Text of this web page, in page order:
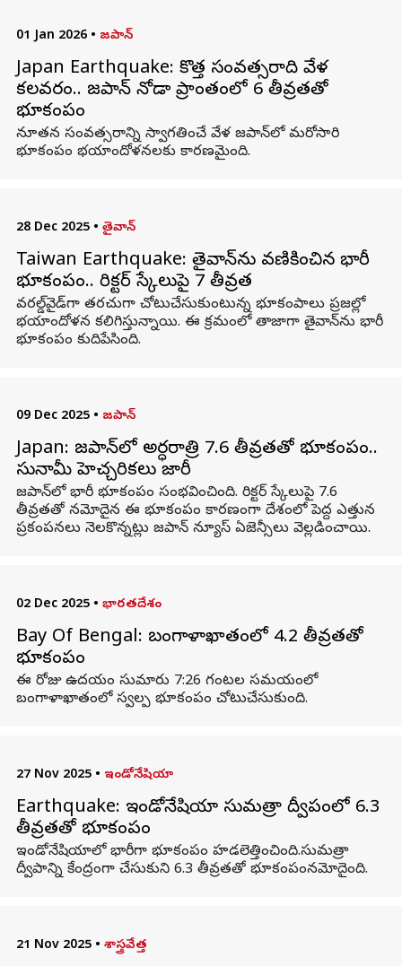
01 Jan 2026 • జపాన్
Japan Earthquake: కొత్త సంవత్సరాది వేళ
కలవరం.. జపాన్‌ నోడా ప్రాంతంలో 6 తీవ్రతతో
భూకంపం
నూతన సంవత్సరాన్ని స్వాగతించే వేళ జపాన్‌లో మరోసారి
భూకంపం భయాందోళనలకు కారణమైంది.
28 Dec 2025 • తైవాన్
Taiwan Earthquake: తైవాన్‌ను వణికించిన భారీ
భూకంపం.. రిక్టర్ స్కేలుపై 7 తీవ్రత
వరల్డ్‌వైడ్‌గా తరచుగా చోటుచేసుకుంటున్న భూకంపాలు ప్రజల్లో
భయాందోళన కలిగిస్తున్నాయి. ఈ క్రమంలో తాజాగా తైవాన్‌ను భారీ
భూకంపం కుదిపేసింది.
09 Dec 2025 • జపాన్
Japan: జపాన్‌లో అర్ధరాత్రి 7.6 తీవ్రతతో భూకంపం..
సునామీ హెచ్చరికలు జారీ
జపాన్‌లో భారీ భూకంపం సంభవించింది. రిక్టర్ స్కేలుపై 7.6
తీవ్రతతో నమోదైన ఈ భూకంపం కారణంగా దేశంలో పెద్ద ఎత్తున
ప్రకంపనలు నెలకొన్నట్లు జపాన్ న్యూస్ ఏజెన్సీలు వెల్లడించాయి.
02 Dec 2025 • భారతదేశం
Bay Of Bengal: బంగాళాఖాతంలో 4.2 తీవ్రతతో
భూకంపం
ఈ రోజు ఉదయం సుమారు 7:26 గంటల సమయంలో
బంగాళాఖాతంలో స్వల్ప భూకంపం చోటుచేసుకుంది.
27 Nov 2025 • ఇండోనేషియా
Earthquake: ఇండోనేషియా సుమత్రా ద్వీపంలో 6.3
తీవ్రతతో భూకంపం
ఇండోనేషియాలో భారీగా భూకంపం హడలెత్తించింది.సుమత్రా
ద్వీపాన్ని కేంద్రంగా చేసుకుని 6.3 తీవ్రతతో భూకంపంనమోదైంది.
21 Nov 2025 • శాస్త్రవేత్త